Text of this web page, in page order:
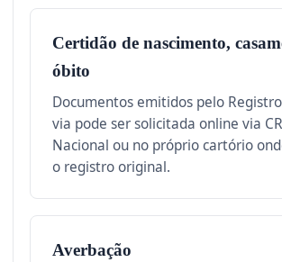
Certidão de nascimento,
óbito
Documentos emitidos pelo Registro
via pode ser solicitada online via
Nacional ou no próprio cartório
o registro original.
Averbação